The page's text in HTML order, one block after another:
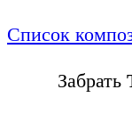
Cписок
Забрать